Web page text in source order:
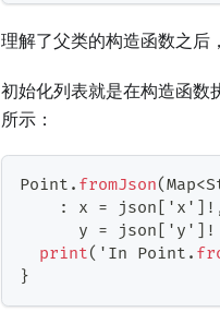
理解了父类的构造函数之后
初始化列表就是在构造函数
所示：
Point . fromJson(Map<
:
x = json [ 'x' ] !
      y
= json [ 'y' ] !
print( ' In Point .
}